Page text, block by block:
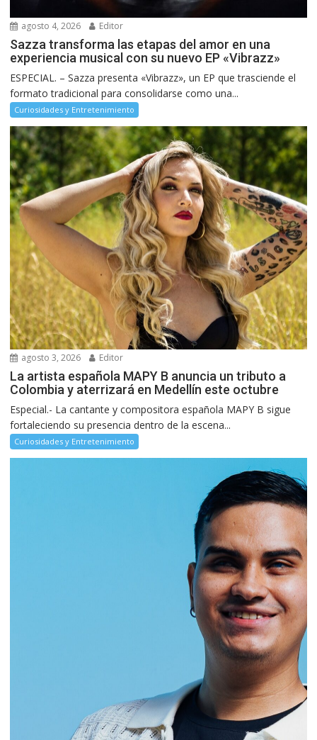
agosto 4, 2026 Editor
Sazza transforma las etapas del amor en una
experiencia musical con su nuevo EP «Vibrazz»
ESPECIAL. – Sazza presenta «Vibrazz», un EP que trasciende el
formato tradicional para consolidarse como una...
Curiosidades y Entretenimiento
agosto 3, 2026 Editor
La artista española MAPY B anuncia un tributo a
Colombia y aterrizará en Medellín este octubre
Especial.- La cantante y compositora española MAPY B sigue
fortaleciendo su presencia dentro de la escena...
Curiosidades y Entretenimiento